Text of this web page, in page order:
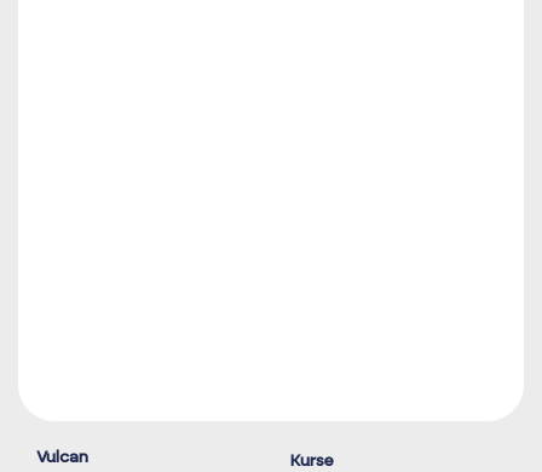
Vulcan
Kurse